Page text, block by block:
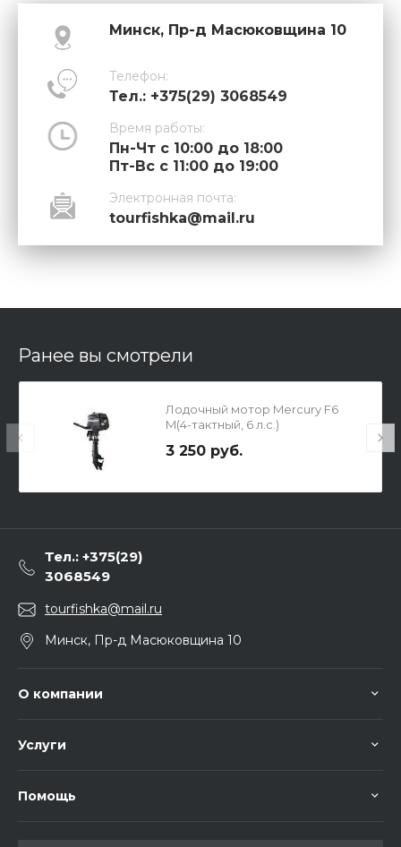
Минск, Пр-д Масюковщина 10
Телефон:
Тел.: +375(29) 3068549
Время работы:
Пн-Чт с 10:00 до 18:00
Пт-Вс с 11:00 до 19:00
Электронная почта:
tourfishka@mail.ru
Ранее вы смотрели
Лодочный мотор Mercury F6
M(4-тактный, 6 л.с.)
3 250 руб.
Тел.: +375(29)
3068549
tourfishka@mail.ru
Минск, Пр-д Масюковщина 10
О компании
Услуги
Помощь